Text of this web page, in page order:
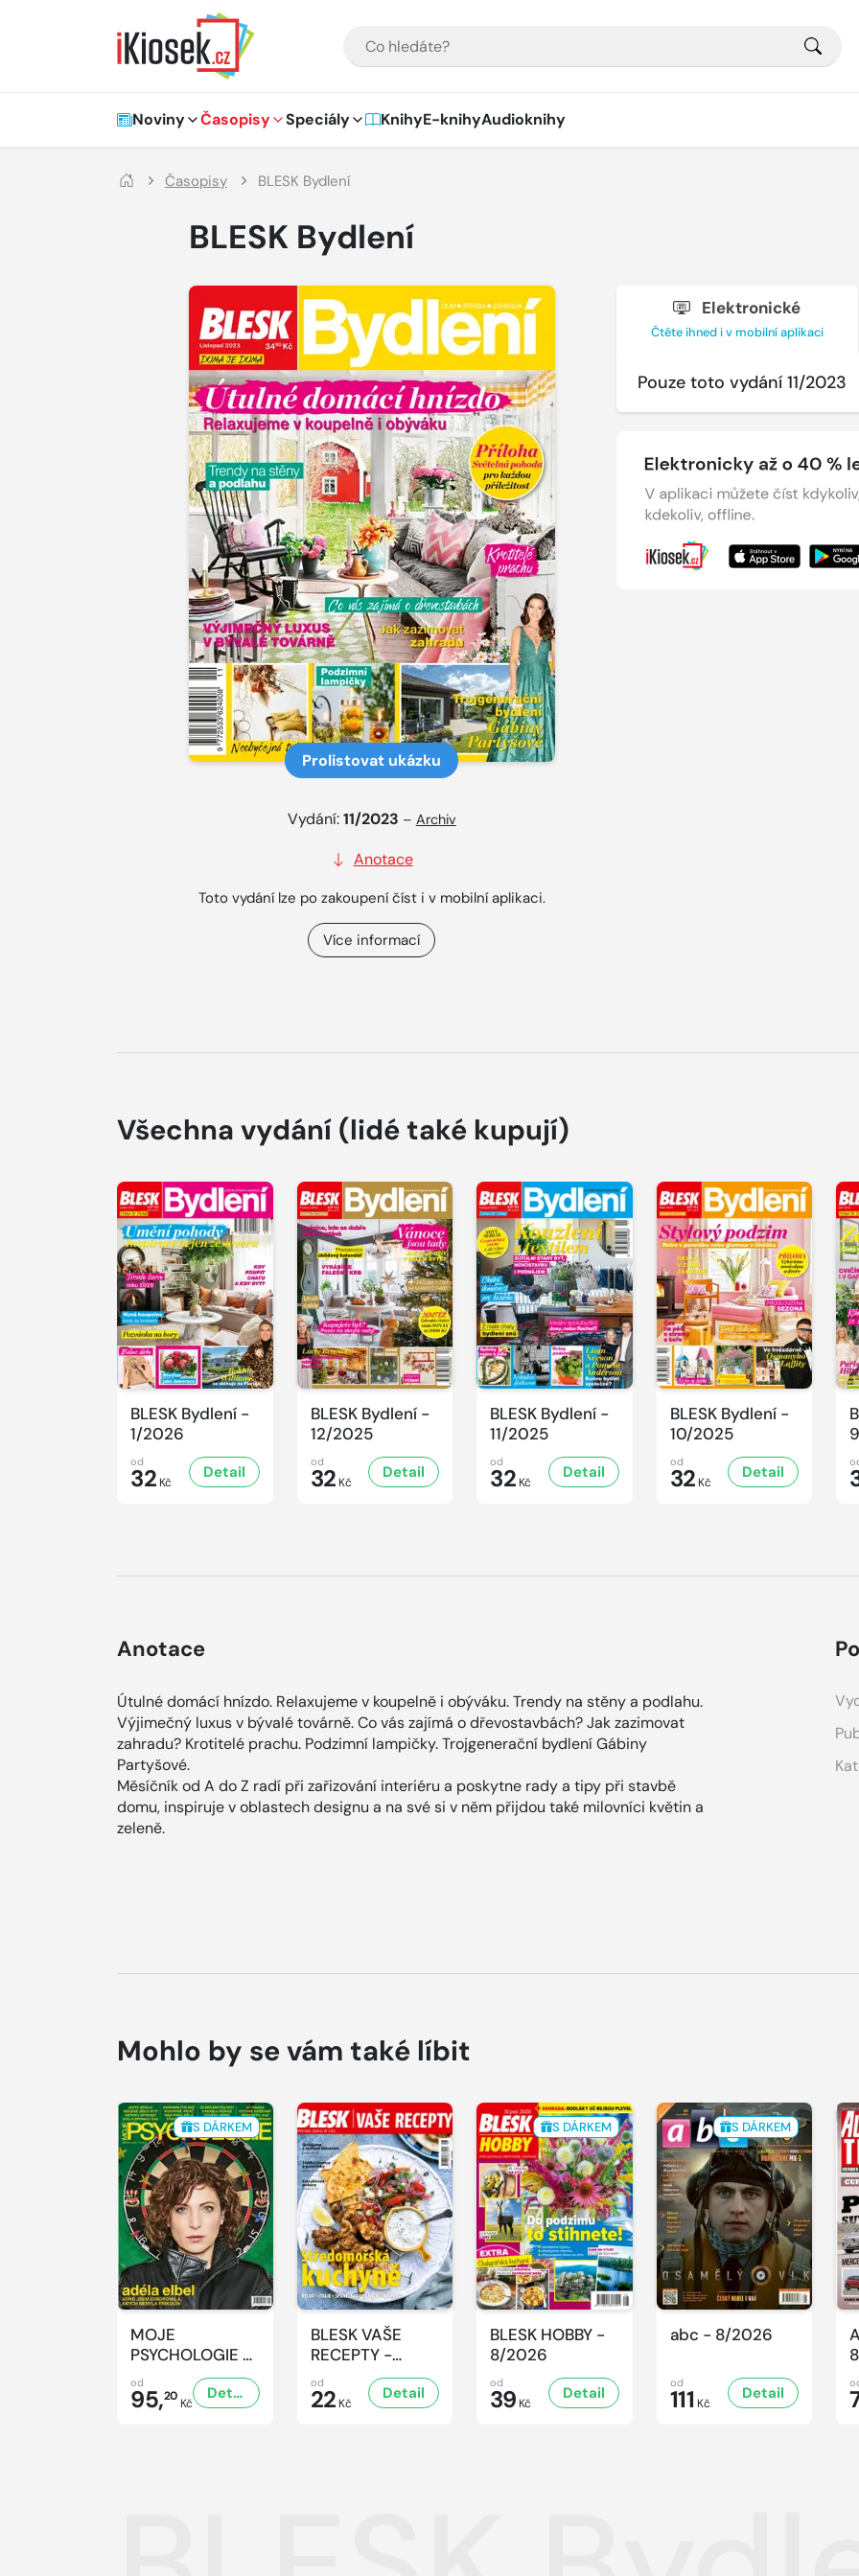
Hlavní navigace
Noviny Časopisy Speciály KnihyE-knihyAudioknihy
Časopisy BLESK Bydlení
BLESK Bydlení
Prolistovat ukázku
Vydání:11/2023 – Archiv
Anotace
Toto vydání lze po zakoupení číst i v mobilní aplikaci.
Více informací
Elektronické
Čtěte ihned i v mobilní aplikaci
Pouze toto vydání 11/2023
Všechna vydání (lidé také kupují)
BLESK Bydlení -
1/2026
od
32 Kč
Detail
BLESK Bydlení -
12/2025
od
32 Kč
Detail
BLESK Bydlení -
11/2025
od
32 Kč
Detail
BLESK Bydlení -
10/2025
od
32 Kč
Detail
Anotace
Útulné domácí hnízdo. Relaxujeme v koupelně i obýváku. Trendy na stěny a podlahu.
Výjimečný luxus v bývalé továrně. Co vás zajímá o dřevostavbách? Jak zazimovat
zahradu? Krotitelé prachu. Podzimní lampičky. Trojgenerační bydlení Gábiny
Partyšové.
Měsíčník od A do Z radí při zařizování interiéru a poskytne rady a tipy při stavbě
domu, inspiruje v oblastech designu a na své si v něm přijdou také milovníci květin a
zeleně.
Mohlo by se vám také líbit
S DÁRKEM
MOJE
PSYCHOLOGIE -
8/2026
od
95,20 Kč
Detail
BLESK VAŠE
RECEPTY -
8/2026
od
22 Kč
Detail
S DÁRKEM
BLESK HOBBY -
8/2026
od
39 Kč
Detail
S DÁRKEM
abc - 8/2026
od
111 Kč
Detail